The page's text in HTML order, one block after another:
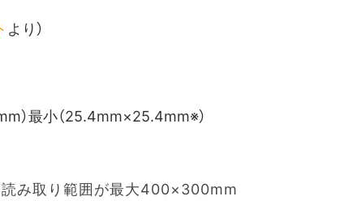
より）
）最小（25.4mm×25.4mm※）
み取り範囲が最大400×300mm